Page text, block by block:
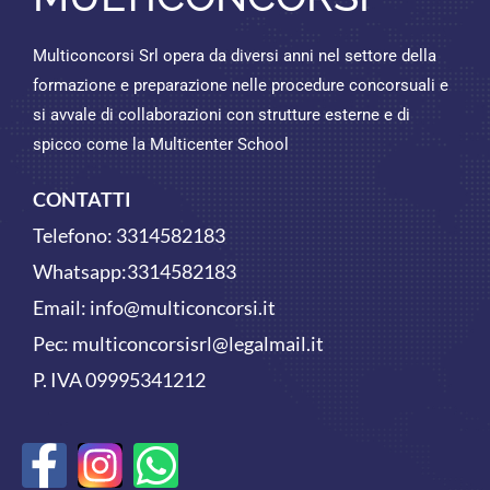
Multiconcorsi Srl opera da diversi anni nel settore della
formazione e preparazione nelle procedure concorsuali e
si avvale di collaborazioni con strutture esterne e di
spicco come la Multicenter School
CONTATTI
Telefono: 3314582183
Whatsapp:3314582183
Email: info@multiconcorsi.it
Pec: multiconcorsisrl@legalmail.it
P. IVA 09995341212
F
W